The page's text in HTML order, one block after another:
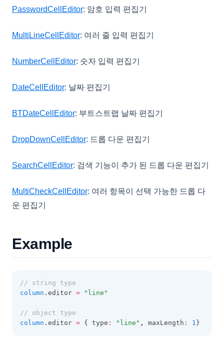
PasswordCellEditor: 암호 입력 편집기
MultiLineCellEditor: 여러 줄 입력 편집기
NumberCellEditor: 숫자 입력 편집기
DateCellEditor: 날짜 편집기
BTDateCellEditor: 부트스트랩 날짜 편집기
DropDownCellEditor: 드롭 다운 편집기
SearchCellEditor: 검색 기능이 추가 된 드롭 다운 편집기
MultiCheckCellEditor: 여러 항목이 선택 가능한 드롭 다
운 편집기
Example
// string type
column .editor = "line"
// object type
column .editor = { type : "line" , maxLength : 1 }